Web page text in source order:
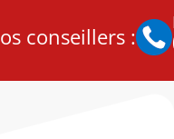
conseillers :